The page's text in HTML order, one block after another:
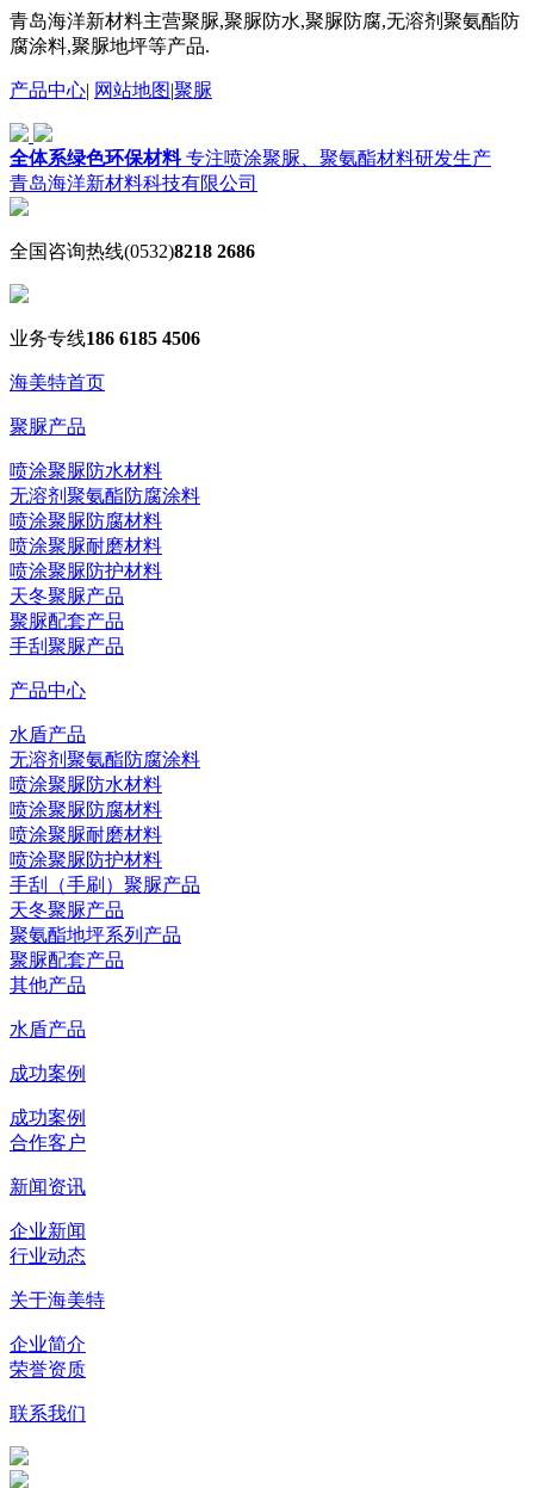
青岛海洋新材料主营聚脲,聚脲防水,聚脲防腐,无溶剂聚氨酯防
腐涂料,聚脲地坪等产品.
产品中心| 网站地图|聚脲
全体系绿色环保材料专注喷涂聚脲、聚氨酯材料研发生产
青岛海洋新材料科技有限公司
全国咨询热线(0532)8218 2686
业务专线186 6185 4506
海美特首页
聚脲产品
喷涂聚脲防水材料
无溶剂聚氨酯防腐涂料
喷涂聚脲防腐材料
喷涂聚脲耐磨材料
喷涂聚脲防护材料
天冬聚脲产品
聚脲配套产品
手刮聚脲产品
产品中心
水盾产品
无溶剂聚氨酯防腐涂料
喷涂聚脲防水材料
喷涂聚脲防腐材料
喷涂聚脲耐磨材料
喷涂聚脲防护材料
手刮（手刷）聚脲产品
天冬聚脲产品
聚氨酯地坪系列产品
聚脲配套产品
其他产品
水盾产品
成功案例
成功案例
合作客户
新闻资讯
企业新闻
行业动态
关于海美特
企业简介
荣誉资质
联系我们